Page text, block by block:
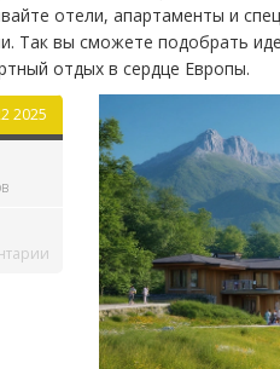
отели, апартаменты и
Так вы сможете подобрать
отдых в сердце Европы.
2025